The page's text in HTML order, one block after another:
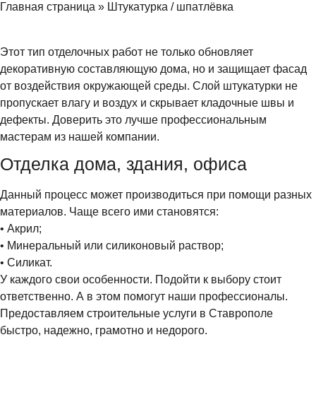
Главная страница » Штукатурка / шпатлёвка
Этот тип отделочных работ не только обновляет
декоративную составляющую дома, но и защищает фасад
от воздействия окружающей среды. Слой штукатурки не
пропускает влагу и воздух и скрывает кладочные швы и
дефекты. Доверить это лучше профессиональным
мастерам из нашей компании.
Отделка дома, здания, офиса
Данный процесс может производиться при помощи разных
материалов. Чаще всего ими становятся:
• Акрил;
• Минеральный или силиконовый раствор;
• Силикат.
У каждого свои особенности. Подойти к выбору стоит
ответственно. А в этом помогут наши профессионалы.
Предоставляем строительные услуги в Ставрополе
быстро, надежно, грамотно и недорого.